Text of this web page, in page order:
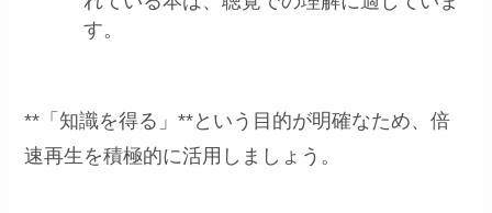
す。
**「知識を得る」**という目的が明確なため、倍
速再生を積極的に活用しましょう。